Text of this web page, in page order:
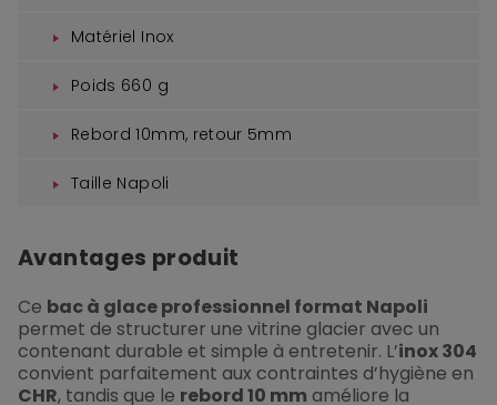
Matériel Inox
Poids 660 g
Rebord 10mm, retour 5mm
Taille Napoli
Avantages produit
Ce bac à glace professionnel format Napoli
permet de structurer une vitrine glacier avec un
contenant durable et simple à entretenir. L’inox 304
convient parfaitement aux contraintes d’hygiène en
CHR, tandis que le rebord 10 mm améliore la